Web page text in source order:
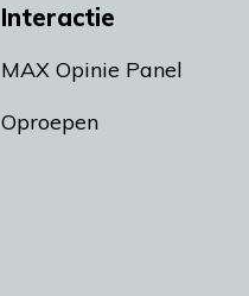
Interactie
MAX Opinie Panel
Oproepen